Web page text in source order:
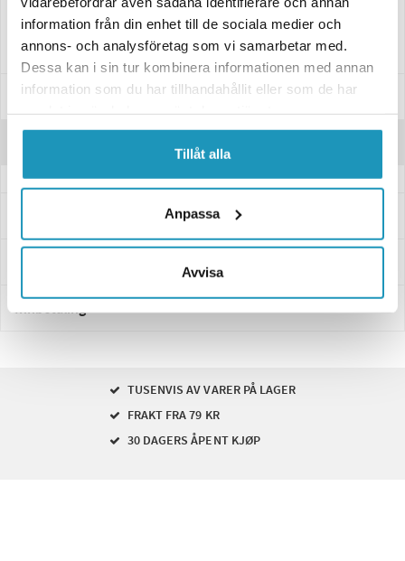
information från din enhet till de sociala medier och
annons- och analysföretag som vi samarbetar med.
Dessa kan i sin tur kombinera informationen med annan
information som du har tillhandahållit eller som de har
Tillåt alla
Anpassa
Avvisa
Boggihjulfeste Gummikjegle
Spesifikasjoner
Innbetaling
TUSENVIS AV VARER PÅ LAGER
FRAKT FRA 79 KR
30 DAGERS ÅPENT KJØP